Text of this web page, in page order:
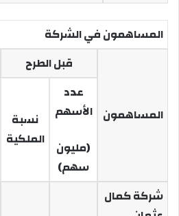
المساهمون في الشركة
المساهمون
قبل الطرح
عدد
الأسهم
(مليون
سهم)
نسبة
الملكية
شركة كمال